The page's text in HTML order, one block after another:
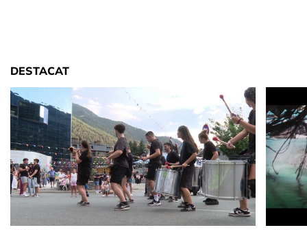
DESTACAT